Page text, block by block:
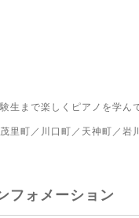
生まで楽しくピアノを学ん
里町／川口町／天神町／岩
フォメーション